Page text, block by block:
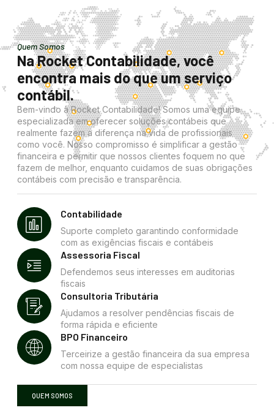
Quem Somos
Na Rocket Contabilidade, você
encontra mais do que um serviço
contábil.
Bem-vindo à Rocket Contabilidade! Somos uma equipe
especializada em oferecer soluções contábeis que
realmente fazem a diferença na vida de profissionais
como você. Nosso compromisso é simplificar a gestão
financeira e permitir que nossos clientes foquem no que
fazem de melhor, enquanto cuidamos de suas obrigações
contábeis com precisão e transparência.
Contabilidade
Suporte completo garantindo conformidade
com as exigências fiscais e contábeis
Assessoria Fiscal
Defendemos seus interesses em auditorias
fiscais
Consultoria Tributária
Ajudamos a resolver pendências fiscais de
forma rápida e eficiente
BPO Financeiro
Terceirize a gestão financeira da sua empresa
com nossa equipe de especialistas
QUEM SOMOS